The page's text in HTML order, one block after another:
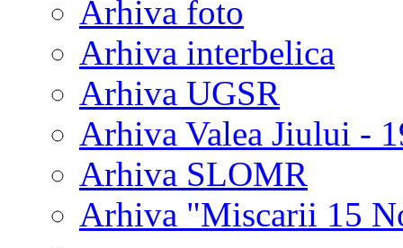
Arhiva foto
Arhiva interbelica
Arhiva UGSR
Arhiva Valea Jiului -
Arhiva SLOMR
Arhiva "Miscarii 15